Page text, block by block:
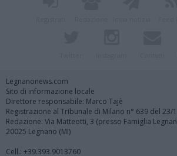
Legnanonews.com
Sito di informazione locale
Direttore responsabile: Marco Tajè
Registrazione al Tribunale di Milano n° 639 del 23/
Redazione: Via Matteotti, 3 (presso Famiglia
20025 Legnano (MI)
Cell.: +39.393.9013760